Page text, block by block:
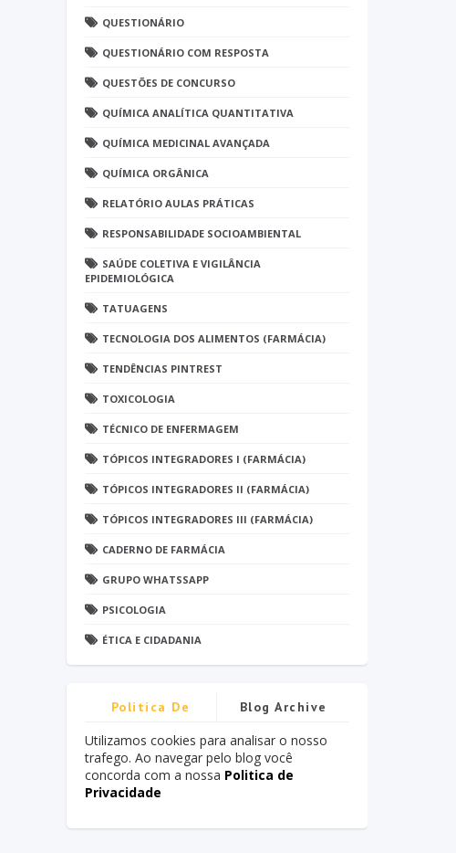
QUESTIONÁRIO
QUESTIONÁRIO COM RESPOSTA
QUESTÕES DE CONCURSO
QUÍMICA ANALÍTICA QUANTITATIVA
QUÍMICA MEDICINAL AVANÇADA
QUÍMICA ORGÂNICA
RELATÓRIO AULAS PRÁTICAS
RESPONSABILIDADE SOCIOAMBIENTAL
SAÚDE COLETIVA E VIGILÂNCIA
EPIDEMIOLÓGICA
TATUAGENS
TECNOLOGIA DOS ALIMENTOS (FARMÁCIA)
TENDÊNCIAS PINTREST
TOXICOLOGIA
TÉCNICO DE ENFERMAGEM
TÓPICOS INTEGRADORES I (FARMÁCIA)
TÓPICOS INTEGRADORES II (FARMÁCIA)
TÓPICOS INTEGRADORES III (FARMÁCIA)
CADERNO DE FARMÁCIA
GRUPO WHATSSAPP
PSICOLOGIA
ÉTICA E CIDADANIA
Politica De
Privacidade
Blog Archive
Utilizamos cookies para analisar o nosso
trafego. Ao navegar pelo blog você
concorda com a nossa Politica de
Privacidade